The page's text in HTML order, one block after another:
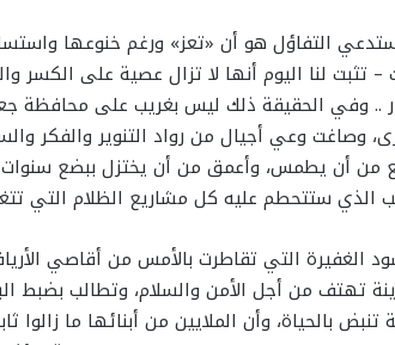
التفاؤل هو أن «تعز» ورغم خنوعها
تثبت لنا اليوم أنها لا تزال عصية على
.. وفي الحقيقة ذلك ليس بغريب على محافظة
وصاغت وعي أجيال من رواد التنوير والفكر
من أن يطمس، وأعمق من أن يختزل ببضع سنوات
الذي ستتحطم عليه كل مشاريع الظلام التي
الغفيرة التي تقاطرت بالأمس من أقاصي
تهتف من أجل الأمن والسلام، وتطالب بضبط
بالحياة، وأن الملايين من أبنائها ما